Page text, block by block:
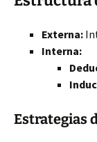
Externa:
Interna:
Estrategias